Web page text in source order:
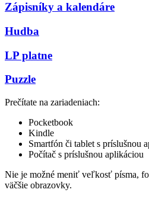
Zápisníky a kalendáre
Hudba
LP platne
Puzzle
Prečítate na zariadeniach:
Pocketbook
Kindle
Smartfón či tablet s príslušnou
Počítač s príslušnou aplikáciou
Nie je možné meniť veľkosť písma,
väčšie obrazovky.